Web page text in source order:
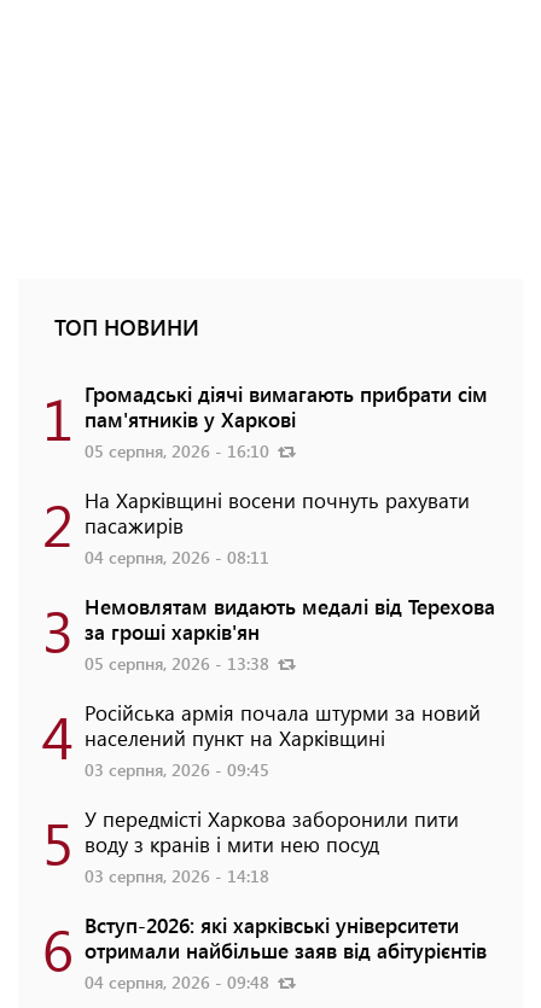
ТОП НОВИНИ
1 Громадські діячі вимагають прибрати сім
пам'ятників у Харкові
05 серпня, 2026 - 16:10
2 На Харківщині восени почнуть рахувати
пасажирів
04 серпня, 2026 - 08:11
3 Немовлятам видають медалі від Терехова
за гроші харків'ян
05 серпня, 2026 - 13:38
4 Російська армія почала штурми за новий
населений пункт на Харківщині
03 серпня, 2026 - 09:45
5 У передмісті Харкова заборонили пити
воду з кранів і мити нею посуд
03 серпня, 2026 - 14:18
6 Вступ-2026: які харківські університети
отримали найбільше заяв від абітурієнтів
04 серпня, 2026 - 09:48